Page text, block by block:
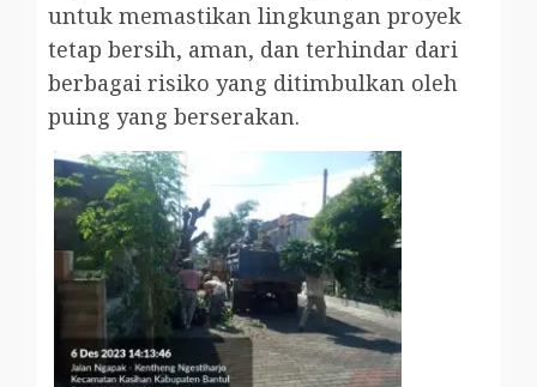
untuk memastikan lingkungan proyek
tetap bersih, aman, dan terhindar dari
berbagai risiko yang ditimbulkan oleh
puing yang berserakan.